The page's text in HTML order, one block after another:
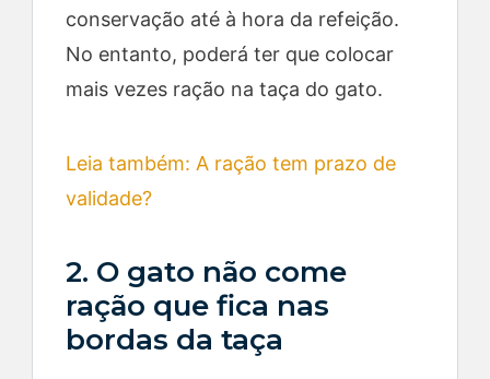
conservação até à hora da refeição.
No entanto, poderá ter que colocar
mais vezes ração na taça do gato.
Leia também: A ração tem prazo de
validade?
2. O gato não come
ração que fica nas
bordas da taça